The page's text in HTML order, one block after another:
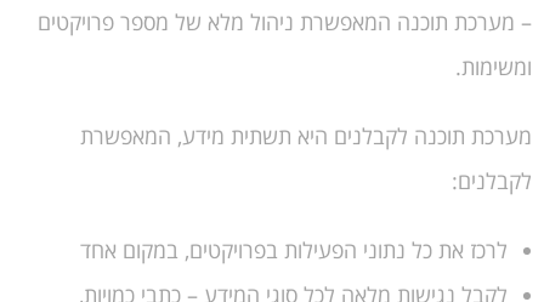
– מערכת תוכנה המאפשרת ניהול מלא של מספר פרויקטים
ומשימות.
מערכת תוכנה לקבלנים היא תשתית מידע, המאפשרת
לקבלנים:
לרכז את כל נתוני הפעילות בפרויקטים, במקום אחד
לקבל נגישות מלאה לכל סוגי המידע – כתבי כמויות,